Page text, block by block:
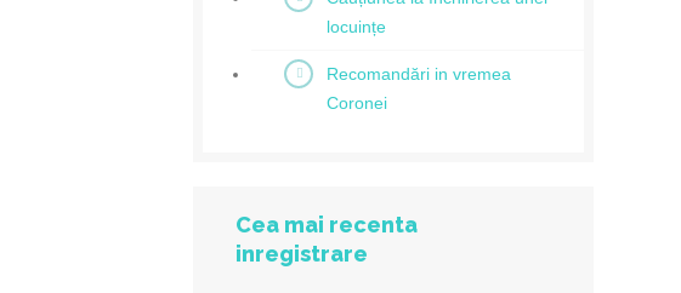
locuințe
Recomandări in vremea
Coronei
Cea mai recenta
inregistrare